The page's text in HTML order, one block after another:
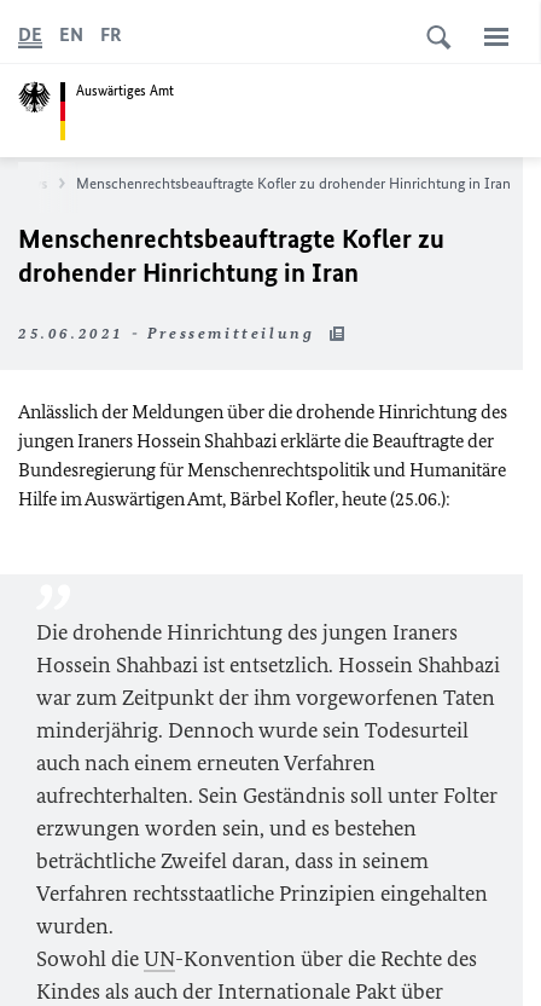
Auswärtiges Amt
DE EN FR
News Menschenrechtsbeauftragte Kofler zu drohender Hinrichtung in Iran
Menschenrechtsbeauftragte Kofler zu
drohender Hinrichtung in Iran
25.06.2021 - Pressemitteilung
Anlässlich der Meldungen über die drohende Hinrichtung des
jungen Iraners Hossein Shahbazi erklärte die Beauftragte der
Bundesregierung für Menschenrechtspolitik und Humanitäre
Hilfe im Auswärtigen Amt, Bärbel Kofler, heute (25.06.):
Die drohende Hinrichtung des jungen Iraners
Hossein Shahbazi ist entsetzlich. Hossein Shahbazi
war zum Zeitpunkt der ihm vorgeworfenen Taten
minderjährig. Dennoch wurde sein Todesurteil
auch nach einem erneuten Verfahren
aufrechterhalten. Sein Geständnis soll unter Folter
erzwungen worden sein, und es bestehen
beträchtliche Zweifel daran, dass in seinem
Verfahren rechtsstaatliche Prinzipien eingehalten
wurden.
Sowohl dieUN-Konvention über die Rechte des
Kindes als auch der Internationale Pakt über